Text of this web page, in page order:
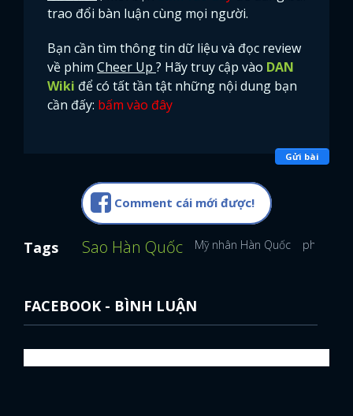
trao đổi bàn luận cùng mọi người.
Bạn cần tìm thông tin dữ liệu và đọc review
về phim Cheer Up ? Hãy truy cập vào DAN
Wiki để có tất tần tật những nội dung bạn
cần đấy: bấm vào đây
Gửi bài
Comment cái mới được!
Tags Sao Hàn Quốc Mỹ nhân Hàn Quốc phim
FACEBOOK - BÌNH LUẬN